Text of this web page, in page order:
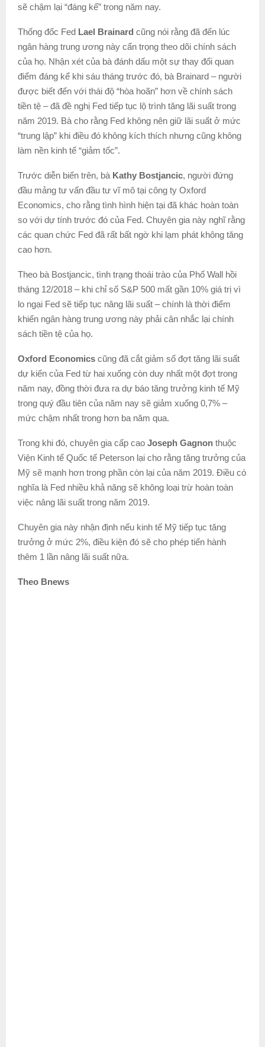
sẽ chậm lại “đáng kể” trong năm nay.
Thống đốc Fed Lael Brainard cũng nói rằng đã đến lúc
ngân hàng trung ương này cẩn trọng theo dõi chính sách
của họ. Nhận xét của bà đánh dấu một sự thay đổi quan
điểm đáng kể khi sáu tháng trước đó, bà Brainard – người
được biết đến với thái độ “hòa hoãn” hơn về chính sách
tiền tệ – đã đề nghị Fed tiếp tục lộ trình tăng lãi suất trong
năm 2019. Bà cho rằng Fed không nên giữ lãi suất ở mức
“trung lập” khi điều đó không kích thích nhưng cũng không
làm nền kinh tế “giảm tốc”.
Trước diễn biến trên, bà Kathy Bostjancic, người đứng
đầu mảng tư vấn đầu tư vĩ mô tại công ty Oxford
Economics, cho rằng tình hình hiện tại đã khác hoàn toàn
so với dự tính trước đó của Fed. Chuyên gia này nghĩ rằng
các quan chức Fed đã rất bất ngờ khi lạm phát không tăng
cao hơn.
Theo bà Bostjancic, tình trạng thoái trào của Phố Wall hồi
tháng 12/2018 – khi chỉ số S&P 500 mất gần 10% giá trị vì
lo ngại Fed sẽ tiếp tục nâng lãi suất – chính là thời điểm
khiến ngân hàng trung ương này phải cân nhắc lại chính
sách tiền tệ của họ.
Oxford Economics cũng đã cắt giảm số đợt tăng lãi suất
dự kiến của Fed từ hai xuống còn duy nhất một đợt trong
năm nay, đồng thời đưa ra dự báo tăng trưởng kinh tế Mỹ
trong quý đầu tiên của năm nay sẽ giảm xuống 0,7% –
mức chậm nhất trong hơn ba năm qua.
Trong khi đó, chuyên gia cấp cao Joseph Gagnon thuộc
Viện Kinh tế Quốc tế Peterson lại cho rằng tăng trưởng của
Mỹ sẽ mạnh hơn trong phần còn lại của năm 2019. Điều có
nghĩa là Fed nhiều khả năng sẽ không loại trừ hoàn toàn
việc nâng lãi suất trong năm 2019.
Chuyên gia này nhận định nếu kinh tế Mỹ tiếp tục tăng
trưởng ở mức 2%, điều kiện đó sẽ cho phép tiến hành
thêm 1 lần nâng lãi suất nữa.
Theo Bnews